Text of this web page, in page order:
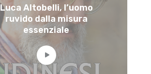
Luca Altobelli, l’uomo
ruvido dalla misura
essenziale